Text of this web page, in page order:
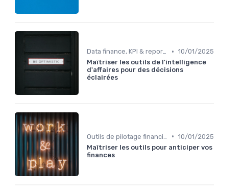
Data finance, KPI & reporting • 10/01/2025
Maîtriser les outils de l'intelligence
d'affaires pour des décisions
éclairées
• 10/01/2025
Maîtriser les outils pour anticiper vos
finances